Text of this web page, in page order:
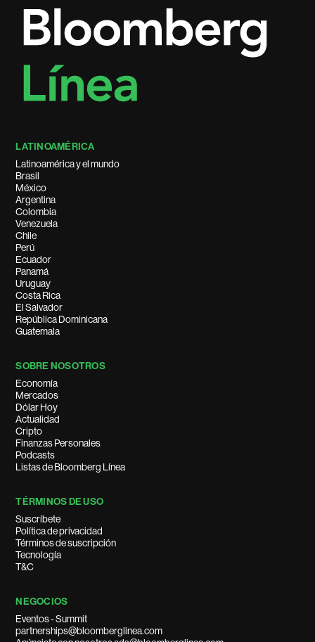
LATINOAMÉRICA
Latinoamérica y el mundo
Brasil
México
Argentina
Colombia
Venezuela
Chile
Perú
Ecuador
Panamá
Uruguay
Costa Rica
El Salvador
República Dominicana
Guatemala
SOBRE NOSOTROS
Economía
Mercados
Dólar Hoy
Actualidad
Cripto
Finanzas Personales
Podcasts
Listas de Bloomberg Línea
TÉRMINOS DE USO
Suscríbete
Política de privacidad
Términos de suscripción
Tecnología
T&C
NEGOCIOS
Eventos - Summit
partnerships@bloomberglinea.com